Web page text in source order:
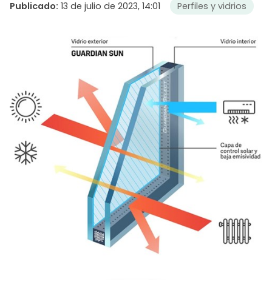
Publicado: 13 de julio de 2023, 14:01 Perfiles y vidrios